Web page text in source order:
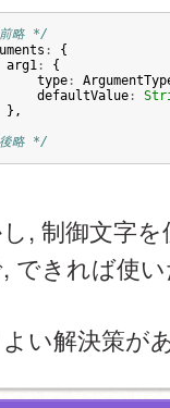
略 */
:
{
arg1 :
{
type :
defaultValue :
},
略 */
, 制御文字
できれば使
い解決策が